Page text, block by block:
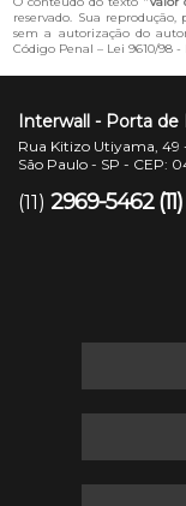
reservado. Sua
sem a autorização do
Código Penal – Lei 9610/98
Interwall - Porta de
Rua Kitizo Utiyama, 49
São Paulo - SP - CEP:
(11) 2969-5462